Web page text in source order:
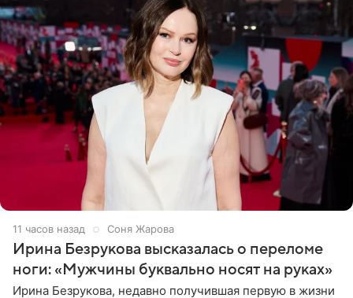
11 часов назад Соня Жарова
Ирина Безрукова высказалась о переломе
ноги: «Мужчины буквально носят на руках»
Ирина Безрукова, недавно получившая первую в жизни